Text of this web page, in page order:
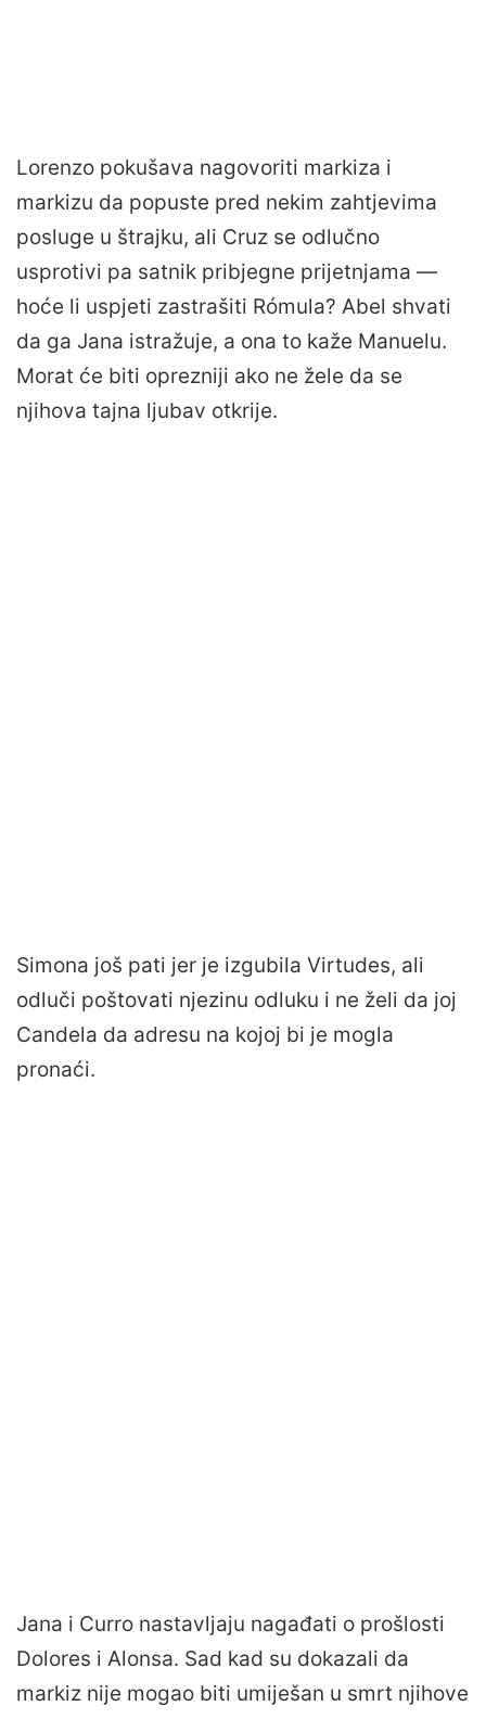
Lorenzo pokušava nagovoriti markiza i
markizu da popuste pred nekim zahtjevima
posluge u štrajku, ali Cruz se odlučno
usprotivi pa satnik pribjegne prijetnjama —
hoće li uspjeti zastrašiti Rómula? Abel shvati
da ga Jana istražuje, a ona to kaže Manuelu.
Morat će biti oprezniji ako ne žele da se
njihova tajna ljubav otkrije.
Simona još pati jer je izgubila Virtudes, ali
odluči poštovati njezinu odluku i ne želi da joj
Candela da adresu na kojoj bi je mogla
pronaći.
Jana i Curro nastavljaju nagađati o prošlosti
Dolores i Alonsa. Sad kad su dokazali da
markiz nije mogao biti umiješan u smrt njihove